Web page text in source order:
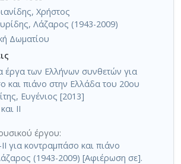
Χρήστος
Λάζαρος (1943-2009)
Δωματίου
έργα των Ελλήνων συνθετών για
και πιάνο στην Ελλάδα του 20ου
Ευγένιος [2013]
ΙΙ
έργου:
για κοντραμπάσο και πιάνο
(1943-2009) [Αφιέρωση σε].